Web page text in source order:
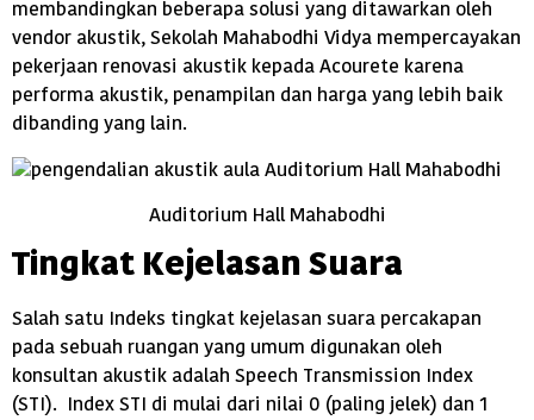
membandingkan beberapa solusi yang ditawarkan oleh
vendor akustik, Sekolah Mahabodhi Vidya mempercayakan
pekerjaan renovasi akustik kepada Acourete karena
performa akustik, penampilan dan harga yang lebih baik
dibanding yang lain.
Auditorium Hall Mahabodhi
Tingkat Kejelasan Suara
Salah satu Indeks tingkat kejelasan suara percakapan
pada sebuah ruangan yang umum digunakan oleh
konsultan akustik adalah Speech Transmission Index
(STI). Index STI di mulai dari nilai 0 (paling jelek) dan 1